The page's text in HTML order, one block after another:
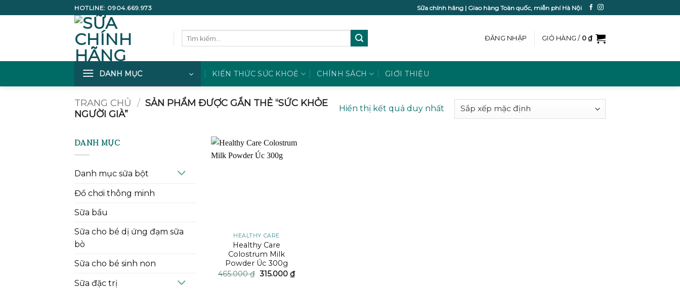
qua
HOTLINE: 0904.669.973 Sữa chính hãng | Giao hàng Toàn quốc, miễn phí Hà Nội
ĐĂNG NHẬP GIỎ HÀNG / 0₫
DANH MỤC KIẾN THỨC SỨC KHOẺ CHÍNH SÁCH GIỚI THIỆU
TRANG CHỦ / SẢN PHẨM ĐƯỢC GẮN THẺ “SỨC KHỎE
NGƯỜI GIÀ”
Hiển thị kết quả duy nhất
DANH MỤC
Danh mục sữa bột
Đồ chơi thông minh
Sữa bầu
Sữa cho bé dị ứng đạm sữa
bò
Sữa cho bé sinh non
Sữa đặc trị
HEALTHY CARE
Healthy Care
Colostrum Milk
Powder Úc 300g
465.000₫ Giá
315.000 ₫Giá
hiện